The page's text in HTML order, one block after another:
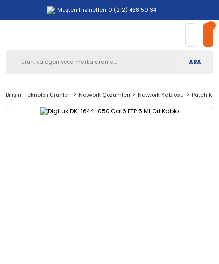
Müşteri Hizmetleri: 0 (212) 438 50 34
ARA
Bilişim Teknoloji Ürünleri Network Çözümleri Network Kablosu Patch